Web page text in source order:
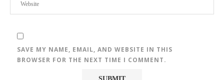
SAVE MY NAME, EMAIL, AND WEBSITE IN THIS
BROWSER FOR THE NEXT TIME I COMMENT.